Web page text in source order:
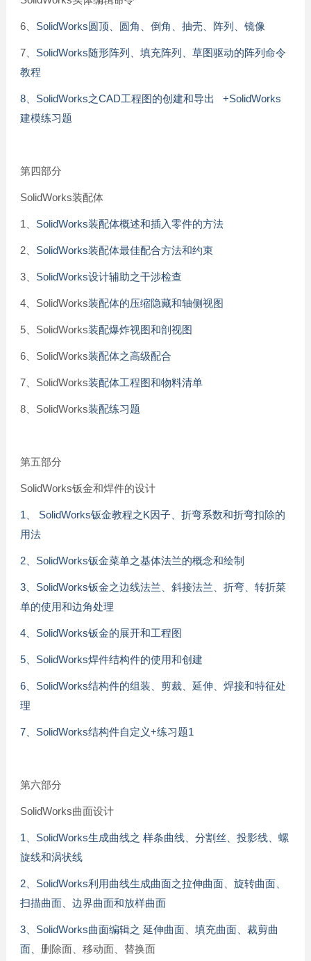
6、 SolidWorks圆顶、圆角、倒角、抽壳、阵列、镜像
7、 SolidWorks随形阵列、填充阵列、草图驱动的阵列命令
教程
8、SolidWorks之CAD工程图的创建和导出
+SolidWorks
建模练习题
第四部分
SolidWorks装配体
1、 SolidWorks装配体概述和插入零件的方法
2、 SolidWorks装配体最佳配合方法和约束
3、 SolidWorks设计辅助之干涉检查
4、SolidWorks装配体的压缩隐藏和轴侧视图
5、SolidWorks装配爆炸视图和剖视图
6、SolidWorks装配体之高级配合
7、SolidWorks装配体工程图和物料清单
8、SolidWorks装配练习题
第五部分
SolidWorks钣金和焊件的设计
1、 SolidWorks钣金教程之K因子、折弯系数和折弯扣除的
用法
2、SolidWorks钣金菜单之基体法兰的概念和绘制
3、SolidWorks钣金之边线法兰、斜接法兰、折弯、转折菜
单的使用和边角处理
4、SolidWorks钣金的展开和工程图
5、SolidWorks焊件结构件的使用和创建
6、SolidWorks结构件的组装、剪裁、延伸、焊接和特征处
理
7、SolidWorks结构件自定义+练习题1
第六部分
SolidWorks曲面设计
1、SolidWorks生成曲线之 样条曲线、分割丝、投影线、螺
旋线和涡状线
2、SolidWorks利用曲线生成曲面之拉伸曲面、旋转曲面、
扫描曲面、边界曲面和放样曲面
3、SolidWorks曲面编辑之 延伸曲面、填充曲面、裁剪曲
面、 删除面、移动面、替换面